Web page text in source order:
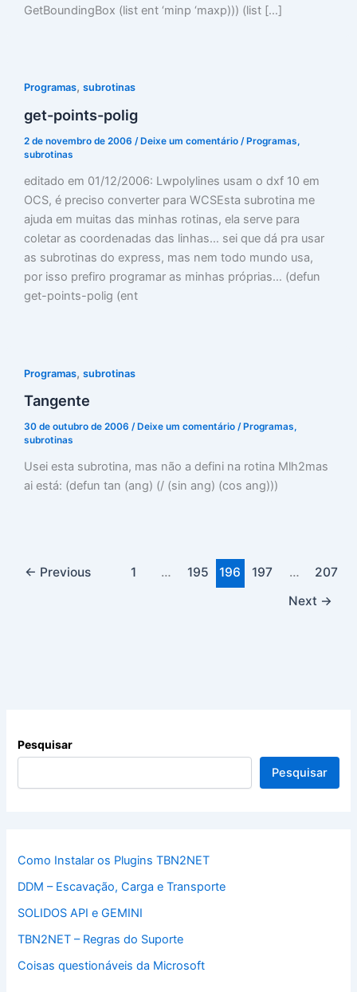
GetBoundingBox (list ent ‘minp ‘maxp))) (list […]
Programas, subrotinas
get-points-polig
2 de novembro de 2006 /Deixe um comentário /Programas,
subrotinas
editado em 01/12/2006: Lwpolylines usam o dxf 10 em
OCS, é preciso converter para WCSEsta subrotina me
ajuda em muitas das minhas rotinas, ela serve para
coletar as coordenadas das linhas… sei que dá pra usar
as subrotinas do express, mas nem todo mundo usa,
por isso prefiro programar as minhas próprias… (defun
get-points-polig (ent
Programas, subrotinas
Tangente
30 de outubro de 2006 / Deixe um comentário / Programas,
subrotinas
Usei esta subrotina, mas não a defini na rotina Mlh2mas
ai está: (defun tan (ang) (/ (sin ang) (cos ang)))
← Previous 1 … 195 196 197 …
207
Next →
Pesquisar
Pesquisar
Como Instalar os Plugins TBN2NET
DDM – Escavação, Carga e Transporte
SOLIDOS API e GEMINI
TBN2NET – Regras do Suporte
Coisas questionáveis da Microsoft